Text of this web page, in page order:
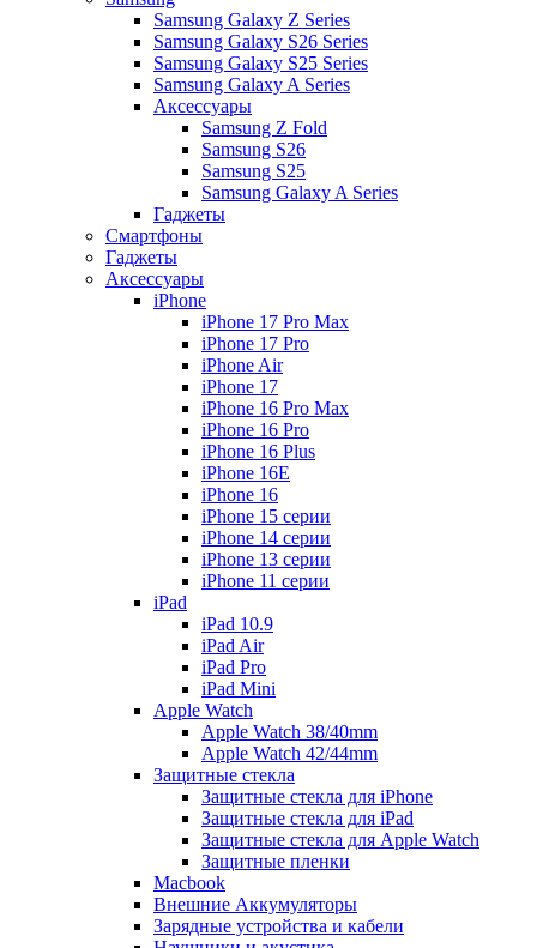
Samsung Galaxy Z Series
Samsung Galaxy S26 Series
Samsung Galaxy S25 Series
Samsung Galaxy A Series
Аксессуары
Samsung Z Fold
Samsung S26
Samsung S25
Samsung Galaxy A Series
Гаджеты
Смартфоны
Гаджеты
Аксессуары
iPhone
iPhone 17 Pro Max
iPhone 17 Pro
iPhone Air
iPhone 17
iPhone 16 Pro Max
iPhone 16 Pro
iPhone 16 Plus
iPhone 16E
iPhone 16
iPhone 15 серии
iPhone 14 серии
iPhone 13 серии
iPhone 11 серии
iPad
iPad 10.9
iPad Air
iPad Pro
iPad Mini
Apple Watch
Apple Watch 38/40mm
Apple Watch 42/44mm
Защитные стекла
Защитные стекла для iPhone
Защитные стекла для iPad
Защитные стекла для Apple Watch
Защитные пленки
Macbook
Внешние Аккумуляторы
Зарядные устройства и кабели